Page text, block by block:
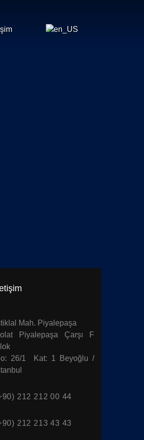
Mah. Piyalepaşa
Piyalepaşa Çarşı F
26/1 Kat: 1 Beyoğlu /
212 212 00 44
212 213 43 43